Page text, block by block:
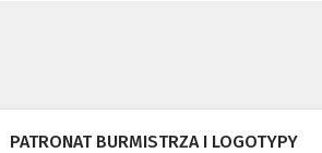
PATRONAT BURMISTRZA I LOGOTYPY